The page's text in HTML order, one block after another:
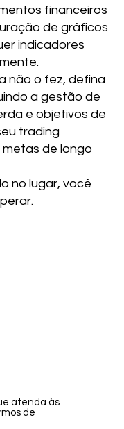
financeiros
de gráficos
indicadores
não o fez, defina
a gestão de
e objetivos de
trading
de longo
no lugar, você
atenda às
de